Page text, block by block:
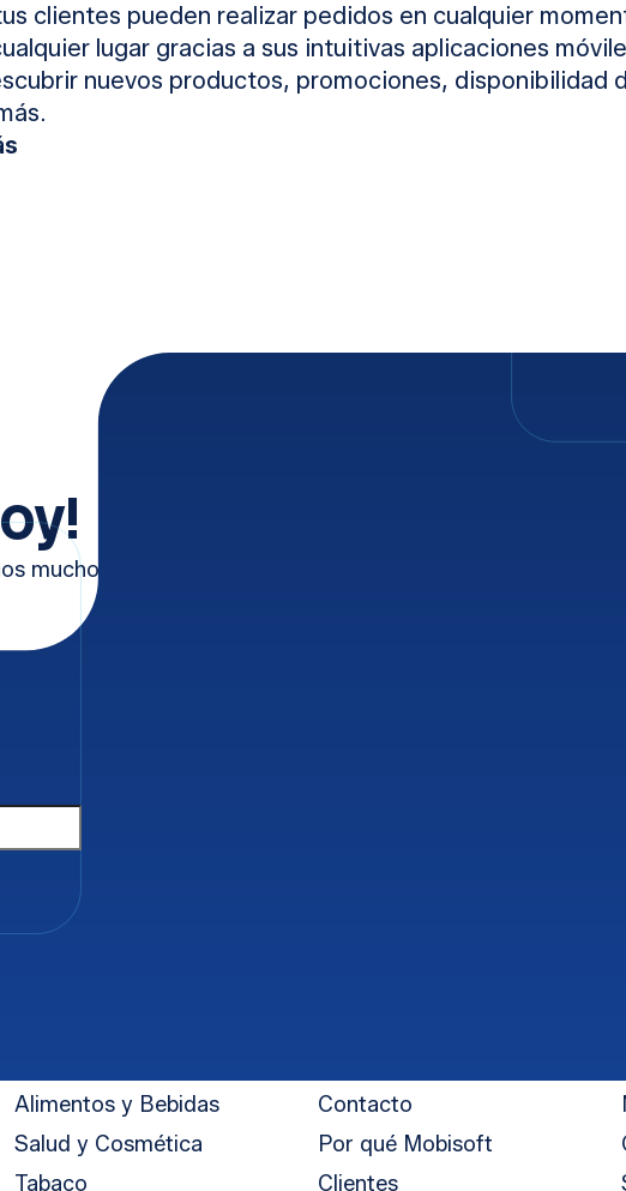
clientes pueden realizar pedidos en cualquier
lugar gracias a sus intuitivas aplicaciones
nuevos productos, promociones, disponibilidad
mucho
Alimentos y Bebidas
Salud y Cosmética
Tabaco
Contacto
Por qué Mobisoft
Clientes